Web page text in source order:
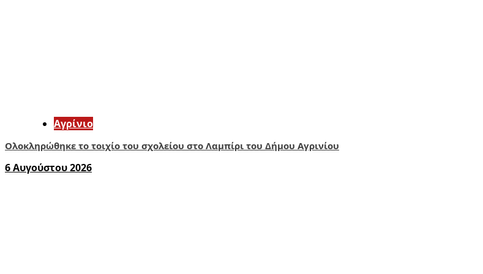
Aγρίνιο
Ολοκληρώθηκε το τοιχίο του σχολείου στο Λαμπίρι του Δήμου Αγρινίου
6 Αυγούστου 2026